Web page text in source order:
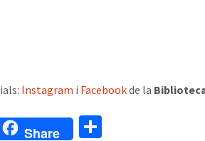
Instagram i Facebookde la
Share